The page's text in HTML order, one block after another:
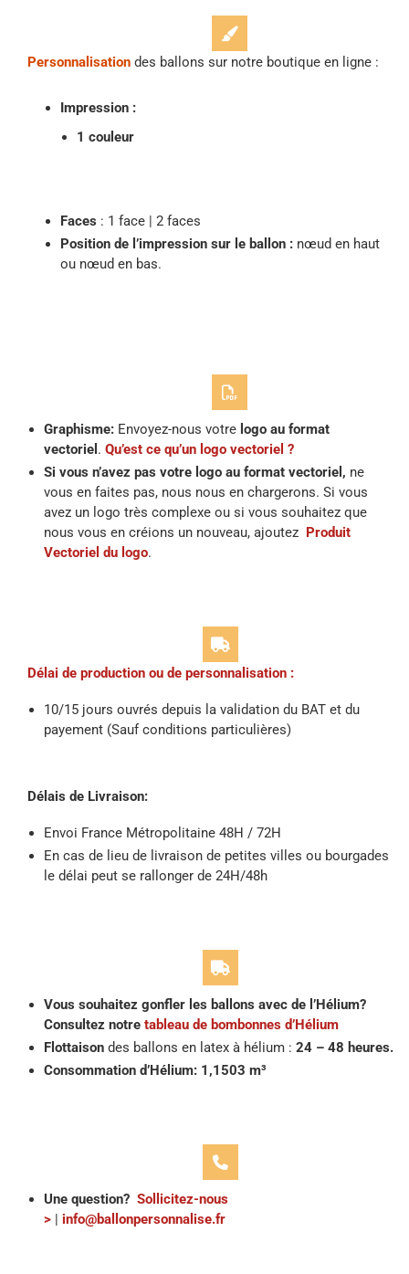
Personnalisation des ballons sur notre boutique en ligne :
Impression :
1 couleur
Faces : 1 face | 2 faces
Position de l’impression sur le ballon : nœud en haut
ou nœud en bas.
Graphisme: Envoyez-nous votre logo au format
vectoriel . Qu’est ce qu’un logo vectoriel ?
Si vous n’avez pas votre logo au format vectoriel, ne
vous en faites pas, nous nous en chargerons. Si vous
avez un logo très complexe ou si vous souhaitez que
nous vous en créions un nouveau, ajoutez Produit
Vectoriel du logo.
Délai de production ou de personnalisation :
10/15 jours ouvrés depuis la validation du BAT et du
payement (Sauf conditions particulières)
Délais de Livraison:
Envoi France Métropolitaine 48H / 72H
En cas de lieu de livraison de petites villes ou bourgades
le délai peut se rallonger de 24H/48h
Vous souhaitez gonfler les ballons avec de l’Hélium?
Consultez notre tableau de bombonnes d’Hélium
Flottaison des ballons en latex à hélium : 24 – 48 heures.
Consommation d’Hélium: 1,1503 m³
Une question? Sollicitez-nous
> | info@ballonpersonnalise.fr